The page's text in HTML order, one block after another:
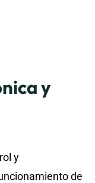
y
y
de